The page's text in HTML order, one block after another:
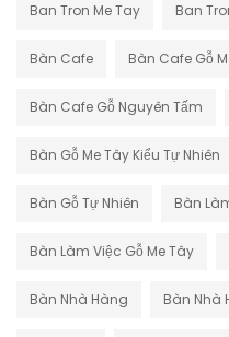
Ban Tron Me Tay Ban
Bàn Cafe Bàn Cafe Gỗ
Bàn Cafe Gỗ Nguyên Tấm
Bàn Gỗ Me Tây Kiểu Tự Nhiên
Bàn Gỗ Tự Nhiên Bàn
Bàn Làm Việc Gỗ Me Tây
Bàn Nhà Hàng Bàn Nhà